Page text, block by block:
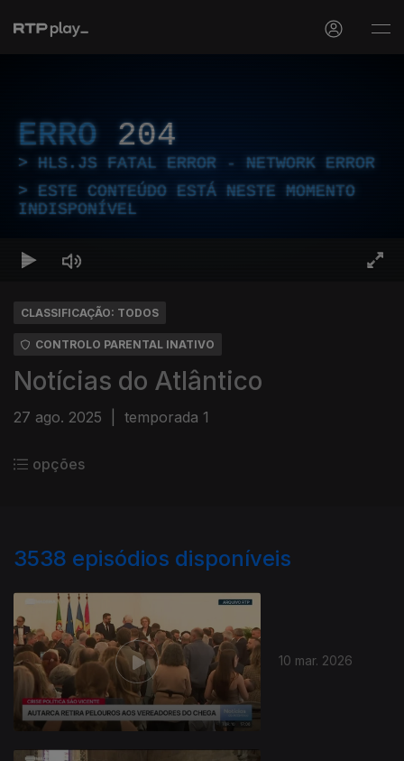
ERRO 204
HLS.JS FATAL ERROR - NETWORK ERROR
ESTE CONTEÚDO ESTÁ NESTE MOMENTO
INDISPONÍVEL
CLASSIFICAÇÃO: TODOS
CONTROLO PARENTAL INATIVO
Notícias do Atlântico
27 ago. 2025 temporada 1
opções
3538 episódios disponíveis
10 mar. 2026